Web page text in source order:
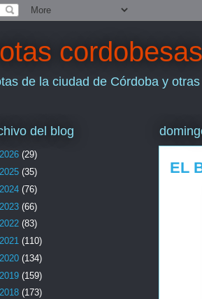
cordobesas
de la ciudad de Córdoba y
EL
del blog
2026 (29)
2025 (35)
2024 (76)
2023 (66)
2022 (83)
2021 (110)
2020 (134)
2019 (159)
2018 (173)